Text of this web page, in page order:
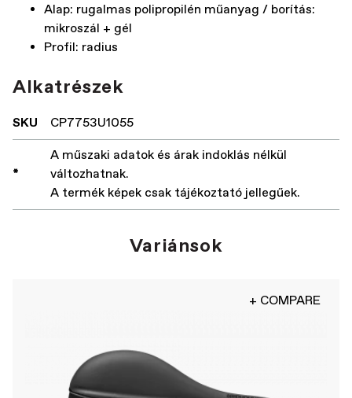
Alap: rugalmas polipropilén műanyag / borítás:
mikroszál + gél
Profil: radius
Alkatrészek
SKU CP7753U1055
*
A műszaki adatok és árak indoklás nélkül
változhatnak.
A termék képek csak tájékoztató jellegűek.
Variánsok
+ COMPARE